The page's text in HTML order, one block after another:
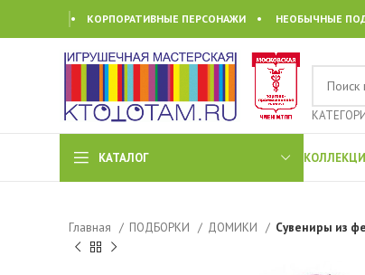
• КОРПОРАТИВНЫЕ ПЕРСОНАЖИ • НЕОБЫЧНЫЕ
КАТАЛОГ
Главная ПОДБОРКИ ДОМИКИ Сувениры из